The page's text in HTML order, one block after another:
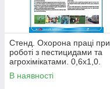
Стенд. Охорона праці при
роботі з пестицидами та
агрохімікатами. 0,6х1,0.
Пластик
В наявності